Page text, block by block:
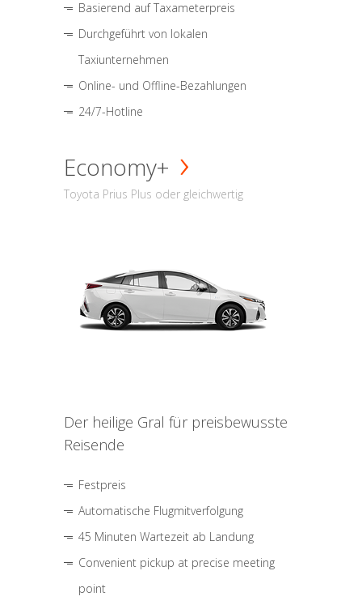
Basierend auf Taxameterpreis
Durchgeführt von lokalen
Taxiunternehmen
Online- und Offline-Bezahlungen
24/7-Hotline
Economy+
Toyota Prius Plus oder gleichwertig
Der heilige Gral für preisbewusste
Reisende
Festpreis
Automatische Flugmitverfolgung
45 Minuten Wartezeit ab Landung
Convenient pickup at precise meeting
point